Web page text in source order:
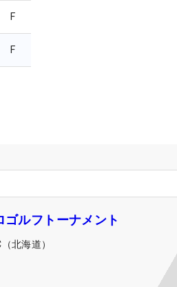
F
F
ルフトーナメント
北海道）